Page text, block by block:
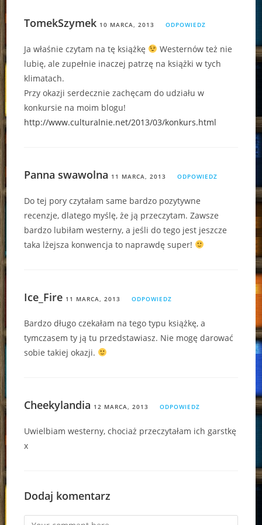
TomekSzymek 10 MARCA, 2013 ODPOWIEDZ
Ja właśnie czytam na tę książkę
Westernów też nie
lubię, ale zupełnie inaczej patrzę na książki w tych
klimatach.
Przy okazji serdecznie zachęcam do udziału w
konkursie na moim blogu!
http://www.culturalnie.net/2013/03/konkurs.html
Panna swawolna 11 MARCA, 2013 ODPOWIEDZ
Do tej pory czytałam same bardzo pozytywne
recenzje, dlatego myślę, że ją przeczytam. Zawsze
bardzo lubiłam westerny, a jeśli do tego jest jeszcze
taka lżejsza konwencja to naprawdę super!
Ice_Fire 11 MARCA, 2013 ODPOWIEDZ
Bardzo długo czekałam na tego typu książkę, a
tymczasem ty ją tu przedstawiasz. Nie mogę darować
sobie takiej okazji.
Cheekylandia 12 MARCA, 2013 ODPOWIEDZ
Uwielbiam westerny, chociaż przeczytałam ich garstkę
x
Dodaj komentarz
Comment